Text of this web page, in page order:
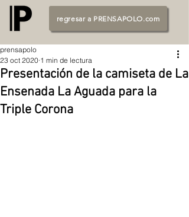
regresar a PRENSAPOLO.com
Presentación de la camiseta de La
Ensenada La Aguada para la
Triple Corona
prensapolo
23 oct 2020 1 min de lectura